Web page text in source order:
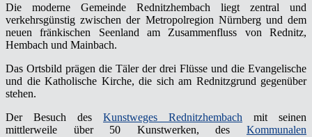
Die moderne Gemeinde Rednitzhembach liegt zentral und
verkehrsgünstig zwischen der Metropolregion Nürnberg und dem
neuen fränkischen Seenland am Zusammenfluss von Rednitz,
Hembach und Mainbach.
Das Ortsbild prägen die Täler der drei Flüsse und die Evangelische
und die Katholische Kirche, die sich am Rednitzgrund gegenüber
stehen.
Der Besuch des Kunstweges Rednitzhembach mit seinen
mittlerweile über 50 Kunstwerken, des Kommunalen